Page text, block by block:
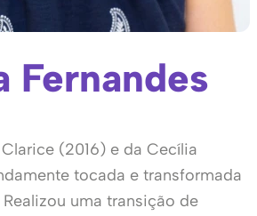
Fernandes
(2016) e da Cecília
tocada e transformada
uma transição de